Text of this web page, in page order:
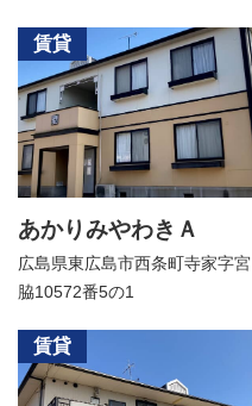
賃貸
あかりみやわきＡ
広島県東広島市西条町寺家字宮
脇10572番5の1
賃貸